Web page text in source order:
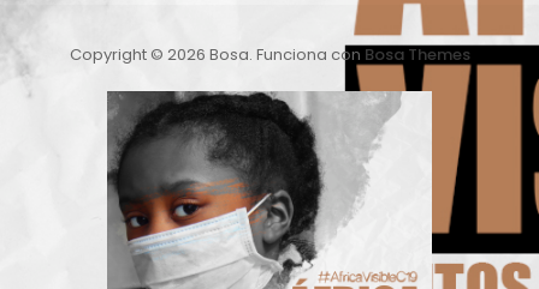
Copyright © 2026 Bosa. Funciona con Bosa Themes